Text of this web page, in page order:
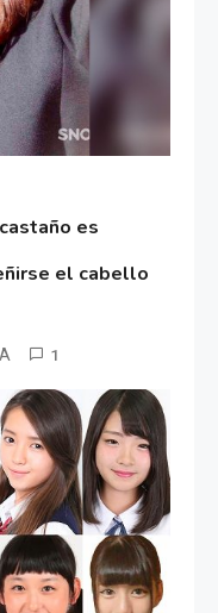
es
el cabello
1